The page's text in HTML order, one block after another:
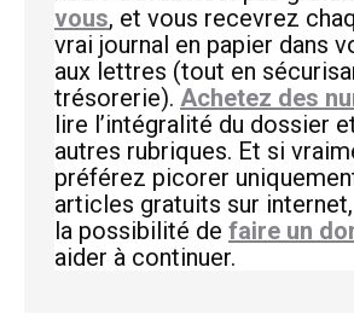
vous, et vous recevrez
vrai journal en papier dans
aux lettres (tout en
trésorerie). Achetez des
lire l’intégralité du dossier
autres rubriques. Et si
préférez picorer
articles gratuits sur
la possibilité de faire un
aider à continuer.